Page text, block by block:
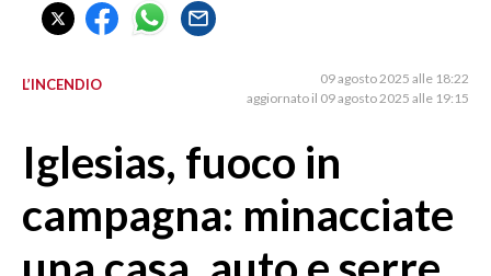
CAGLIARI
SULCIS IGLESIENTE
SASSARI E PROVINCIA
GALLURA
NUORO E PROVINCIA
L’INCENDIO
09 agosto 2025 alle 18:22
aggiornato il 09 agosto 2025 alle 19:15
Iglesias, fuoco in
campagna: minacciate